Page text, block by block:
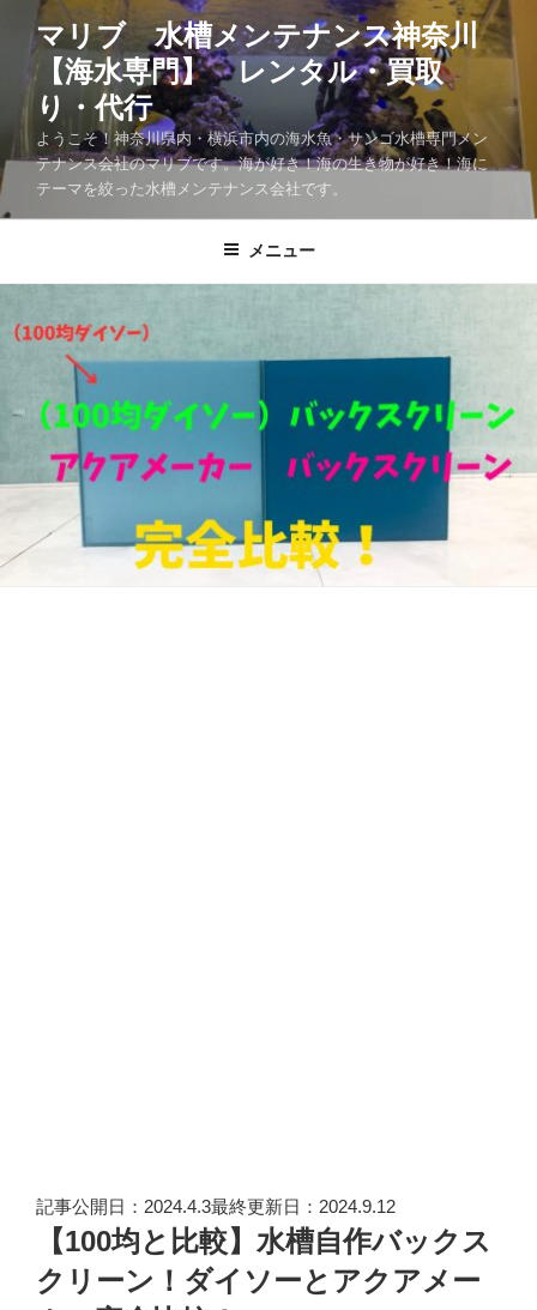
マリブ 水槽メンテナンス神奈川
【海水専門】 レンタル・買取
り・代行
ようこそ！神奈川県内・横浜市内の海水魚・サンゴ水槽専門メン
テナンス会社のマリブです。海が好き！海の生き物が好き！海に
テーマを絞った水槽メンテナンス会社です。
メニュー
記事公開日：2024.4.3最終更新日：2024.9.12
【100均と比較】水槽自作バックス
クリーン！ダイソーとアクアメー